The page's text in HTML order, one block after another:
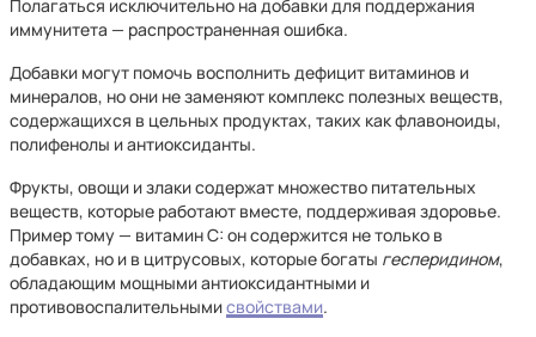
Полагаться исключительно на добавки для поддержания
иммунитета — распространенная ошибка.
Добавки могут помочь восполнить дефицит витаминов и
минералов, но они не заменяют комплекс полезных веществ,
содержащихся в цельных продуктах, таких как флавоноиды,
полифенолы и антиоксиданты.
Фрукты, овощи и злаки содержат множество питательных
веществ, которые работают вместе, поддерживая здоровье.
Пример тому — витамин С: он содержится не только в
добавках, но и в цитрусовых, которые богаты гесперидином,
обладающим мощными антиоксидантными и
противовоспалительнымисвойствами.